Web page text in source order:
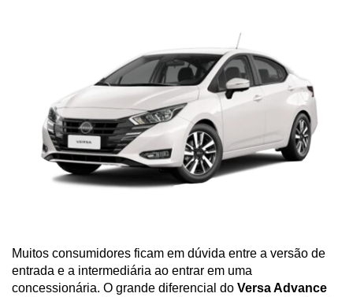
Muitos consumidores ficam em dúvida entre a versão de
entrada e a intermediária ao entrar em uma
concessionária. O grande diferencial do Versa Advance